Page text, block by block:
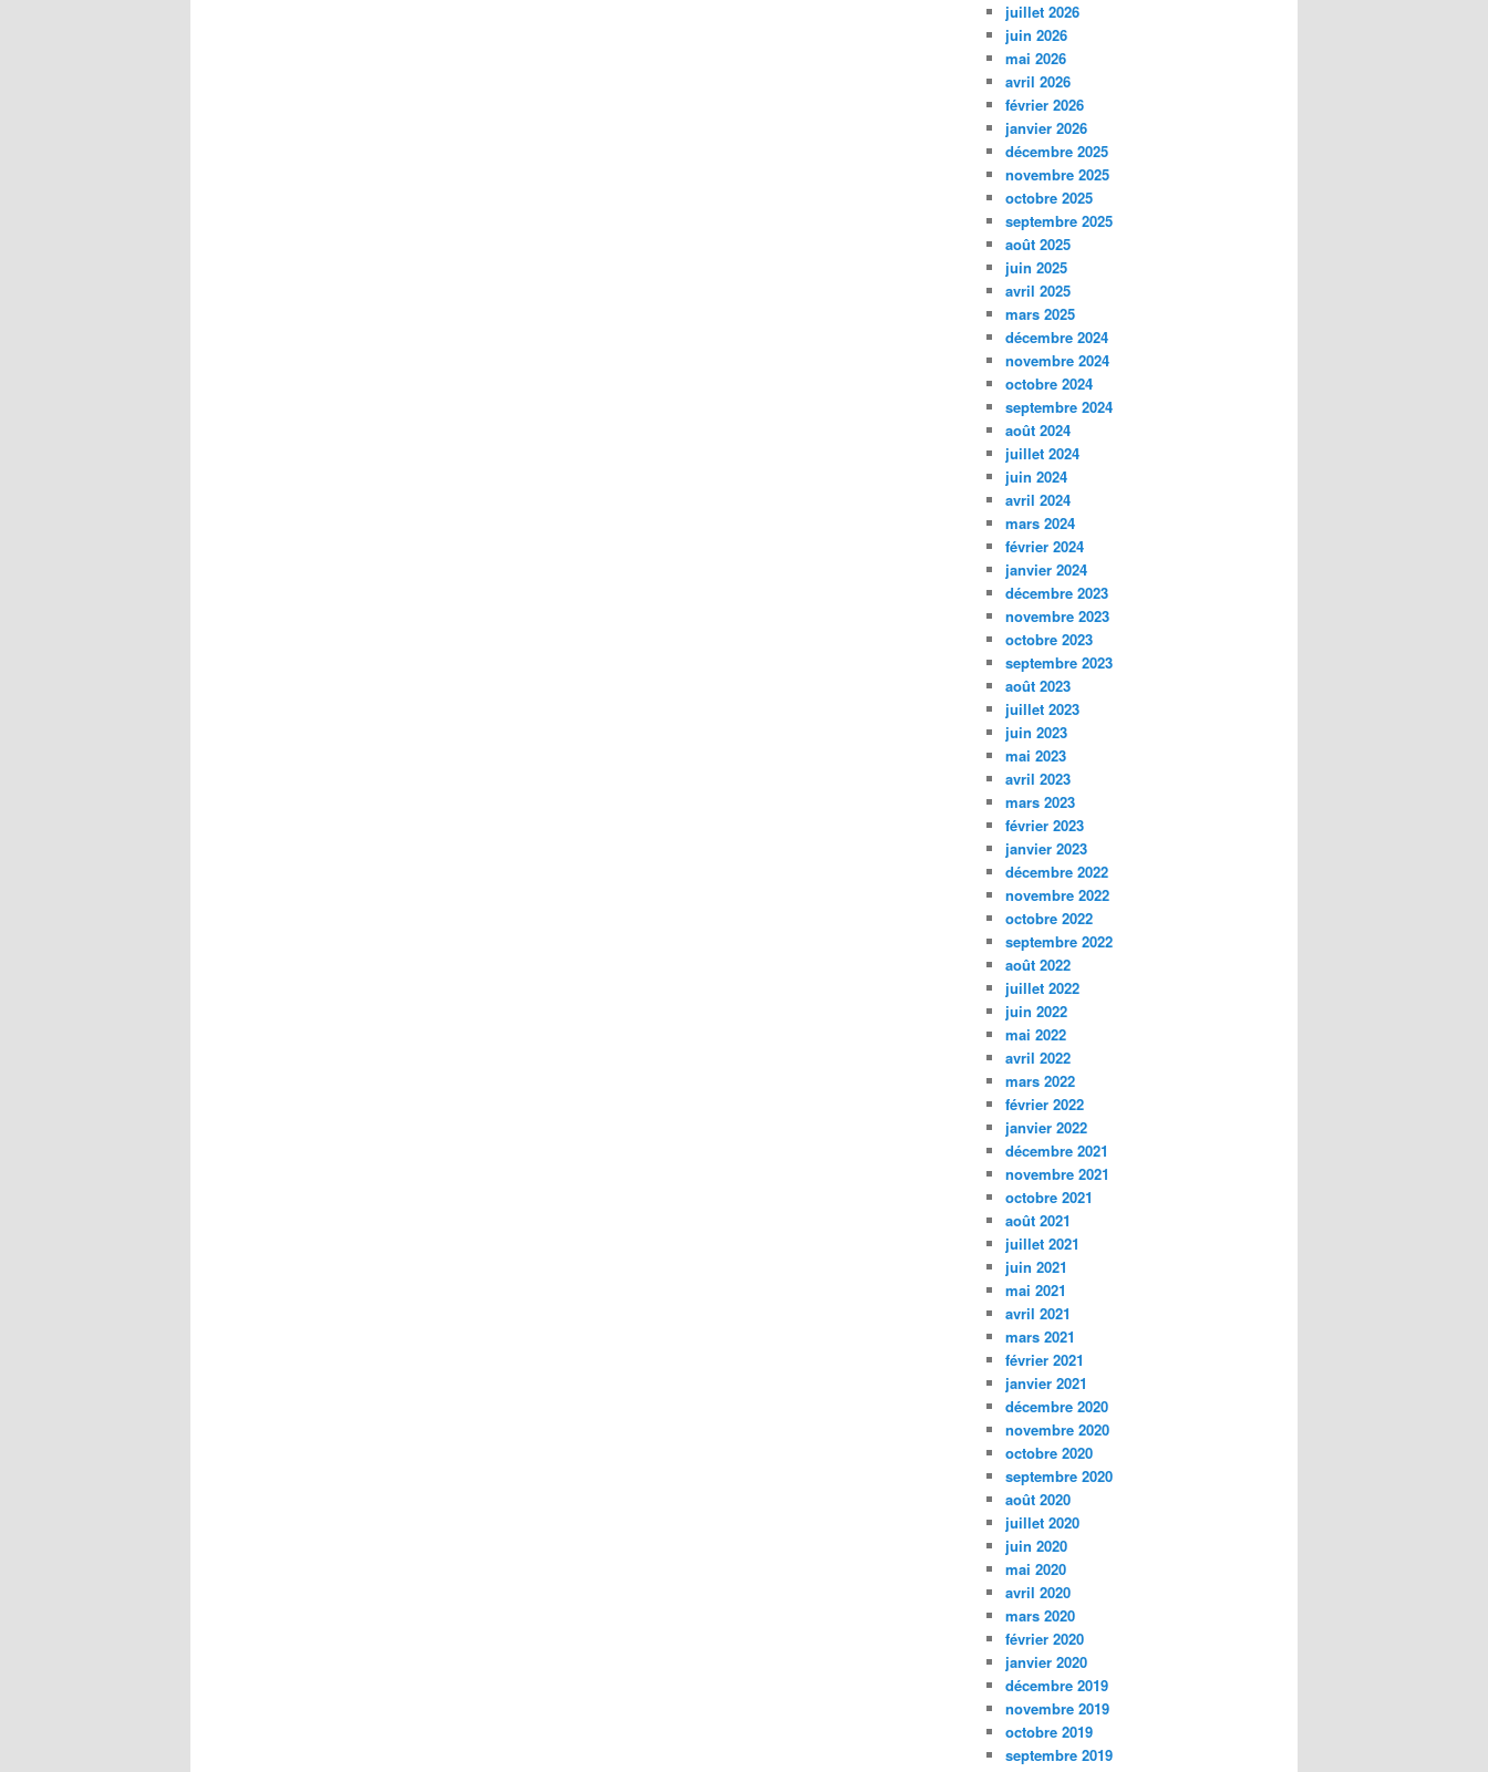
juillet 2026
juin 2026
mai 2026
avril 2026
février 2026
janvier 2026
décembre 2025
novembre 2025
octobre 2025
septembre 2025
août 2025
juin 2025
avril 2025
mars 2025
décembre 2024
novembre 2024
octobre 2024
septembre 2024
août 2024
juillet 2024
juin 2024
avril 2024
mars 2024
février 2024
janvier 2024
décembre 2023
novembre 2023
octobre 2023
septembre 2023
août 2023
juillet 2023
juin 2023
mai 2023
avril 2023
mars 2023
février 2023
janvier 2023
décembre 2022
novembre 2022
octobre 2022
septembre 2022
août 2022
juillet 2022
juin 2022
mai 2022
avril 2022
mars 2022
février 2022
janvier 2022
décembre 2021
novembre 2021
octobre 2021
août 2021
juillet 2021
juin 2021
mai 2021
avril 2021
mars 2021
février 2021
janvier 2021
décembre 2020
novembre 2020
octobre 2020
septembre 2020
août 2020
juillet 2020
juin 2020
mai 2020
avril 2020
mars 2020
février 2020
janvier 2020
décembre 2019
novembre 2019
octobre 2019
septembre 2019